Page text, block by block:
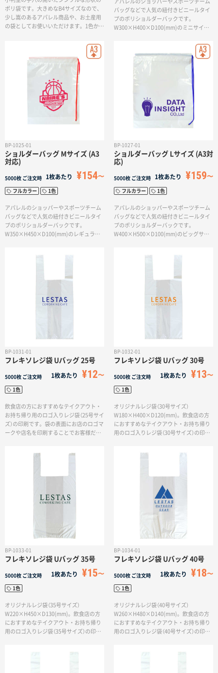
ポリ袋です。大きめなB4サイズなので、
少し嵩のあるアパレル商品や、お土産用
の袋としてお使いいただけます。1色から
ンポイントのデザインや全面を使用した
デザインなど、自由に表現して頂けま
アパレルのショッパーやスポーツチーム
バッグなどで人気の紐付きビニールタイ
プのポリショルダーバックです。
W300×H400×D100(mm)のミニサイ
グ」は1色で印刷ができます。お土産袋や
スポーツチームの応援グッズ、公式グッ
ズなどの販売品としてお使いいただけま
BP-1025-01
ショルダーバッグ Mサイズ (A3
対応)
5000枚 ご注文時 1枚あたり ¥154
フルカラー 1色
アパレルのショッパーやスポーツチーム
バッグなどで人気の紐付きビニールタイ
プのポリショルダーバックです。
W350×H450×D100(mm)のレギュラー
BP-1027-01
ショルダーバッグ Lサイズ (A3対
応)
5000枚 ご注文時 1枚あたり ¥159
フルカラー 1色
アパレルのショッパーやスポーツチーム
バッグなどで人気の紐付きビニールタイ
プのポリショルダーバックです。
W400×H500×D100(mm)のビッグサイ
ズなどの販売品としてお使いいただけま
BP-1031-01
フレキソレジ袋 Uバッグ 25号
5000枚 ご注文時 1枚あたり ¥12
1色
飲食店の方におすすめなテイクアウト・
お持ち帰り用のロゴ入りレジ袋（25号サイ
ズ）の印刷です。袋の表面にお店のロゴマ
ークや店名を印刷することでお客様だけ
BP-1032-01
フレキソレジ袋 Uバッグ 30号
5000枚 ご注文時 1枚あたり ¥13
1色
オリジナルレジ袋（30号サイズ）
W180×H400×D120(mm)。飲食店の方
におすすめなテイクアウト・お持ち帰り
用のロゴ入りレジ袋（30号サイズ）の印刷
いただけます。
BP-1033-01
フレキソレジ袋 Uバッグ 35号
5000枚 ご注文時 1枚あたり ¥15
1色
オリジナルレジ袋（35号サイズ）
W220×H450×D130(mm)。飲食店の方
におすすめなテイクアウト・お持ち帰り
用のロゴ入りレジ袋（35号サイズ）の印刷
BP-1034-01
フレキソレジ袋 Uバッグ 40号
5000枚 ご注文時 1枚あたり ¥18
1色
オリジナルレジ袋（40号サイズ）
W260×H480×D140(mm)。飲食店の方
におすすめなテイクアウト・お持ち帰り
用のロゴ入りレジ袋（40号サイズ）の印刷